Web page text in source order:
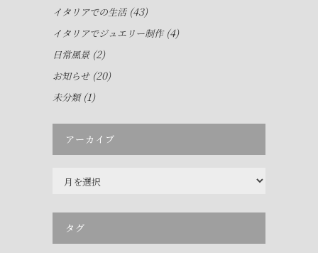
イタリアでの生活(43)
イタリアでジュエリー制作(4)
日常風景(2)
お知らせ(20)
未分類(1)
アーカイブ
タグ